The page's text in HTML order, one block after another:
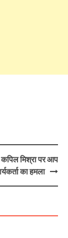
मिश्रा पर आप
का हमला